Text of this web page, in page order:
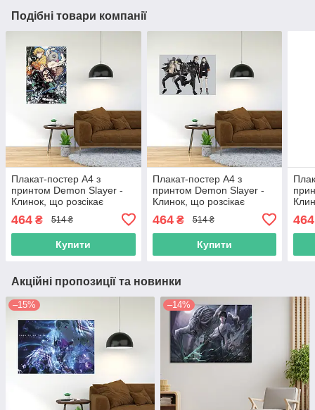
Подібні товари компанії
Плакат-постер А4 з
принтом Demon Slayer -
Клинок, що розсікає
464 ₴ 514 ₴
Купити
Плакат-постер А4 з
принтом Demon Slayer -
Клинок, що розсікає
464₴ 514 ₴
Купити
464
Акційні пропозиції та новинки
–15% –14%